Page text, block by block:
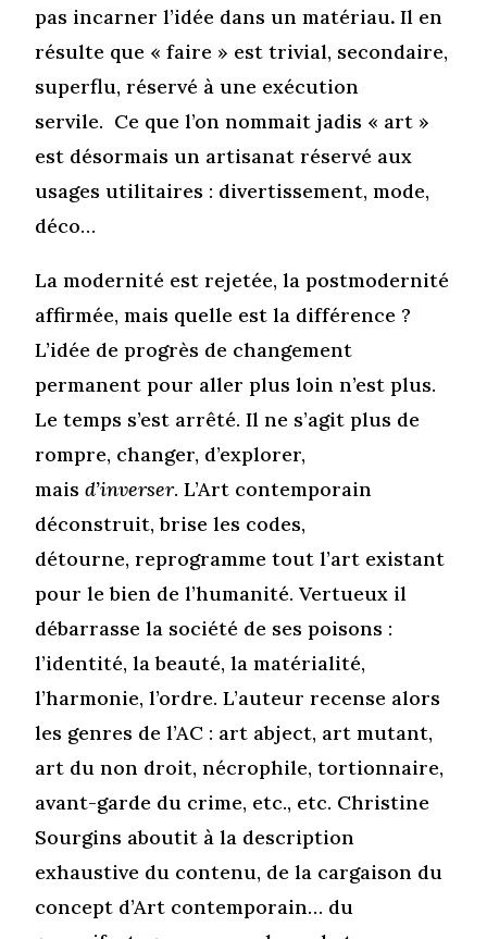
pas incarner l’idée dans un matériau. Il en
résulte que « faire » est trivial, secondaire,
superflu, réservé à une exécution
servile. Ce que l’on nommait jadis « art »
est désormais un artisanat réservé aux
usages utilitaires : divertissement, mode,
déco…
La modernité est rejetée, la postmodernité
affirmée, mais quelle est la différence ?
L’idée de progrès de changement
permanent pour aller plus loin n’est plus.
Le temps s’est arrêté. Il ne s’agit plus de
rompre, changer, d’explorer,
maisd’inverser. L’Art contemporain
déconstruit, brise les codes,
détourne, reprogramme tout l’art existant
pour le bien de l’humanité. Vertueux il
débarrasse la société de ses poisons :
l’identité, la beauté, la matérialité,
l’harmonie, l’ordre. L’auteur recense alors
les genres de l’AC : art abject, art mutant,
art du non droit, nécrophile, tortionnaire,
avant-garde du crime, etc., etc. Christine
Sourgins aboutit à la description
exhaustive du contenu, de la cargaison du
concept d’Art contemporain… du